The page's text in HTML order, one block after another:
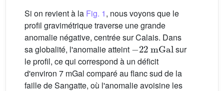
Si on revient à la Fig. 1, nous voyons que le
profil gravimétrique traverse une grande
anomalie négative, centrée sur Calais. Dans
sa globalité, l'anomalie atteint
−22mGal
sur
le profil, ce qui correspond à un déficit
d'environ 7 mGal comparé au flanc sud de la
faille de Sangatte, où l'anomalie avoisine les